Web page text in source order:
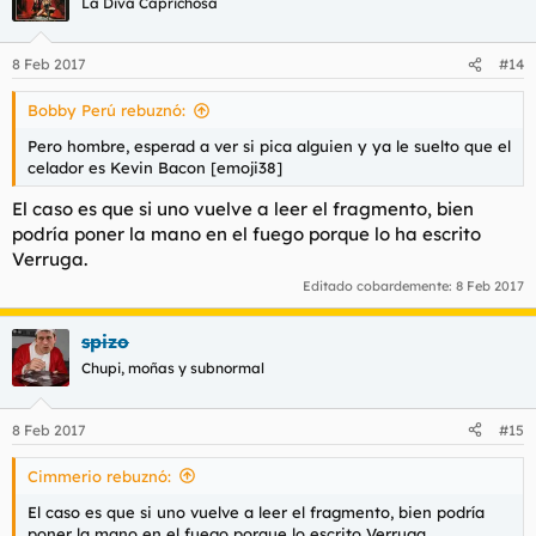
que se le venía encima, literalmente. Cuando oyó nuestros
gritos ya era tarde para reaccionar y el carro le arrasó de lleno.
Homicidio. Salvo el colega que hizo de señuelo, todos fuimos a
parar al reformatorio. Y como el bebé que, después de tirar el
juguete se ha roto y no se puede arreglar, nosotros lloramos
porque sentimos en nuestras almas cómo habíamos hecho
añicos por completo nuestra libertad.
Y ni siquiera sabíamos aún el infierno que teníamos por
delante. Cuando entré a la reclusión y aún estaba asimilando
lo duro que iba a ser mi estancia en el centro, ocurrió lo peor.
comprendí que pasaba. Era un celador. Sonreía.
8 Feb 2017 #14
Bobby Perú rebuznó:
Pero hombre, esperad a ver si pica alguien y ya le suelto que el
celador es Kevin Bacon [emoji38]
El caso es que si uno vuelve a leer el fragmento, bien
podría poner la mano en el fuego porque lo ha escrito
Verruga.
Editado cobardemente: 8 Feb 2017
spizo
Chupi, moñas y subnormal
8 Feb 2017 #15
Cimmerio rebuznó:
El caso es que si uno vuelve a leer el fragmento, bien podría